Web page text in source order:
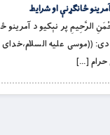
ځانګړنې او شرايط
الرَّحِيمِ پر نېكيو د
دى: ((موسى علیه
حرام […]